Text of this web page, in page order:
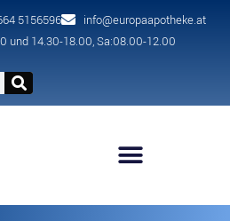
5156596
info@europaapotheke.at
und 14.30-18.00, Sa:08.00-12.00